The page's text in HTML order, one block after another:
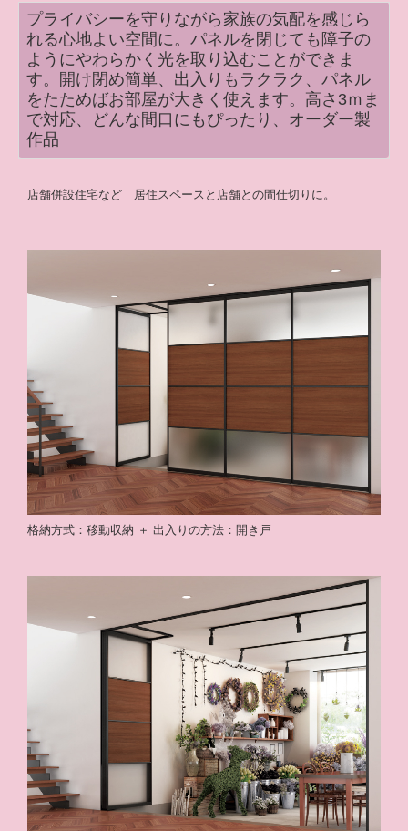
プライバシーを守りながら家族の気配を感じら
れる心地よい空間に。パネルを閉じても障子の
ようにやわらかく光を取り込むことができま
す。開け閉め簡単、出入りもラクラク、パネル
をたためばお部屋が大きく使えます。高さ3ｍま
で対応、どんな間口にもぴったり、オーダー製
作品
店舗併設住宅など 居住スペースと店舗との間仕切りに。
格納方式：移動収納 ＋ 出入りの方法：開き戸